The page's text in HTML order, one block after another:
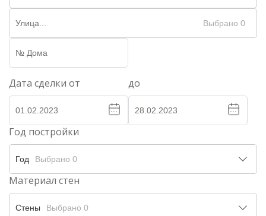
Выбрано 0
Дата сделки от
...
до
...
Год постройки
Год Выбрано 0
Материал стен
Стены Выбрано 0